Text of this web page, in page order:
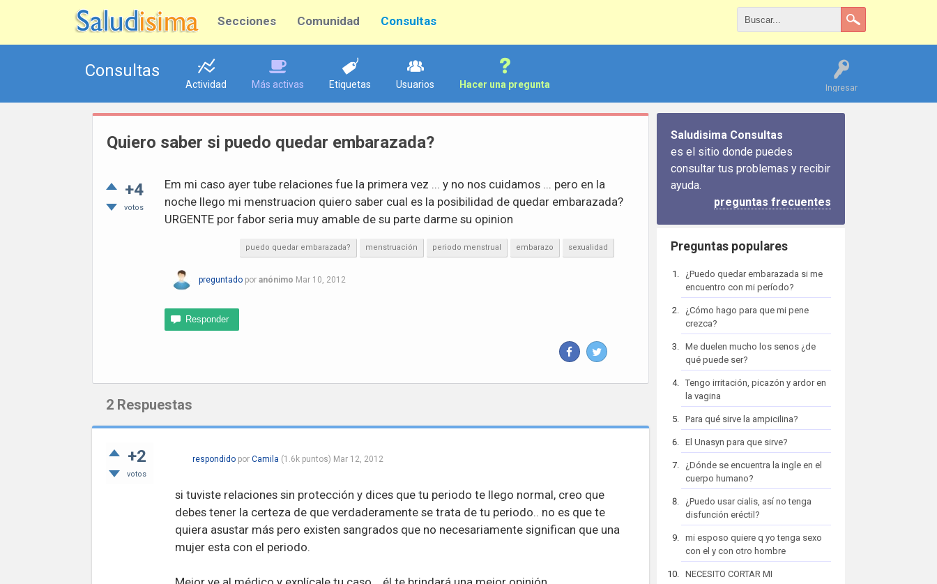
Secciones Comunidad Consultas
Ingresar
Consultas
Actividad Más activas Etiquetas Usuarios Hacer una pregunta
Quiero saber si puedo quedar embarazada?
+4
votos
Em mi caso ayer tube relaciones fue la primera vez ... y no nos cuidamos ... pero en la
noche llego mi menstruacion quiero saber cual es la posibilidad de quedar embarazada?
URGENTE por fabor seria muy amable de su parte darme su opinion
puedo quedar embarazada? menstruación periodo menstrual embarazo sexualidad
preguntado por anónimo Mar 10, 2012
2 Respuestas
+2
votos
respondido por Camila (1.6kpuntos) Mar 12, 2012
si tuviste relaciones sin protección y dices que tu periodo te llego normal, creo que
debes tener la certeza de que verdaderamente se trata de tu periodo.. no es que te
quiera asustar más pero existen sangrados que no necesariamente significan que una
mujer esta con el periodo.
Saludisima Consultas
es el sitio donde puedes
consultar tus problemas y recibir
ayuda.
preguntas frecuentes
Preguntas populares
¿Puedo quedar embarazada si me
encuentro con mi período?
¿Cómo hago para que mi pene
crezca?
Me duelen mucho los senos ¿de
qué puede ser?
Tengo irritación, picazón y ardor en
la vagina
Para qué sirve la ampicilina?
El Unasyn para que sirve?
¿Dónde se encuentra la ingle en el
cuerpo humano?
¿Puedo usar cialis, así no tenga
disfunción eréctil?
mi esposo quiere q yo tenga sexo
con el y con otro hombre
NECESITO CORTAR MI